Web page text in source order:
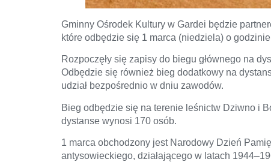
Gminny Ośrodek Kultury w Gardei będzie
które odbędzie się 1 marca (niedziela) o
Rozpoczęły się zapisy do biegu głównego na
Odbędzie się również bieg dodatkowy na
udział bezpośrednio w dniu zawodów.
Bieg odbędzie się na terenie leśnictw Dziwno i
dystanse wynosi 170 osób.
1 marca obchodzony jest Narodowy Dzień
antysowieckiego, działającego w latach